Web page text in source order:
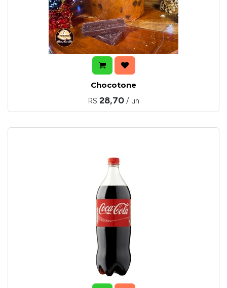
Chocotone
R$ 28,70 / un